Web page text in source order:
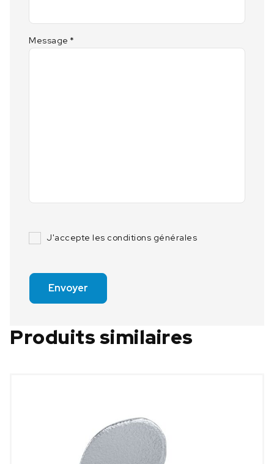
Message *
J'accepte les conditions générales
Envoyer
Produits similaires